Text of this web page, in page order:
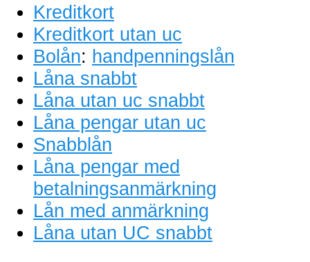
Kreditkort
Kreditkort utan uc
Bolån: handpenningslån
Låna snabbt
Låna utan uc snabbt
Låna pengar utan uc
Snabblån
Låna pengar med
betalningsanmärkning
Lån med anmärkning
Låna utan UC snabbt